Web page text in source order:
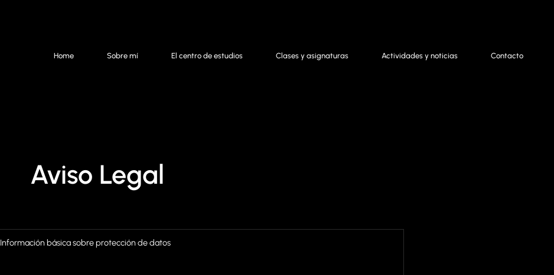
Home Sobre mí El centro de estudios Clases y asignaturas Actividades y noticias Contacto
Aviso Legal
Información básica sobre protección de datos